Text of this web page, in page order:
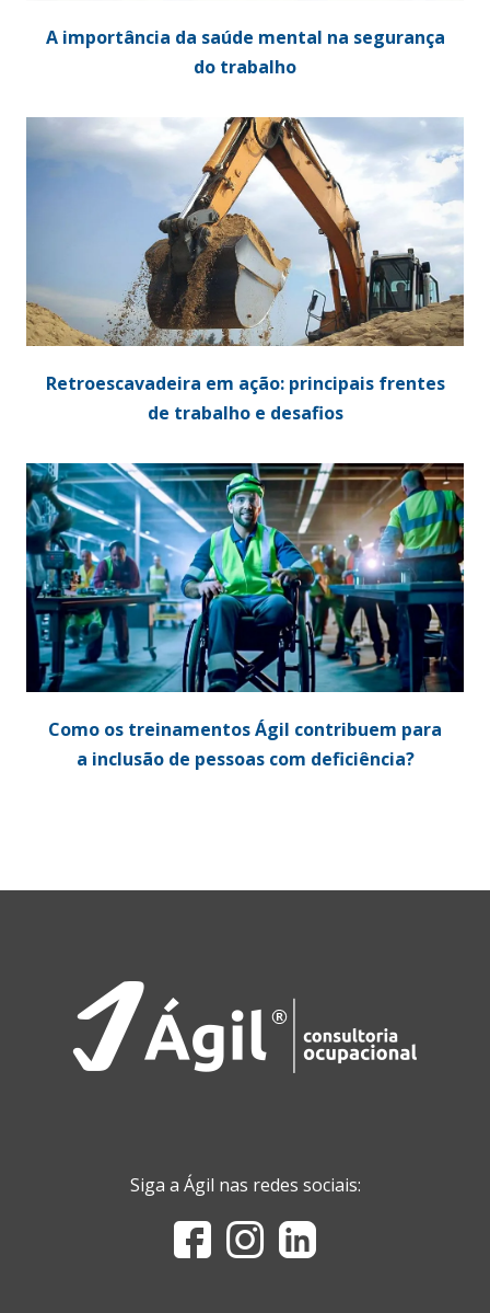
A importância da saúde mental na segurança
do trabalho
Retroescavadeira em ação: principais frentes
de trabalho e desafios
Como os treinamentos Ágil contribuem para
a inclusão de pessoas com deficiência?
Siga a Ágil nas redes sociais: